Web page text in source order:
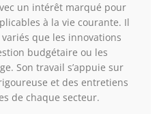
un intérêt marqué pour
à la vie courante. Il
que les innovations
budgétaire ou les
Son travail s’appuie sur
et des entretiens
de chaque secteur.